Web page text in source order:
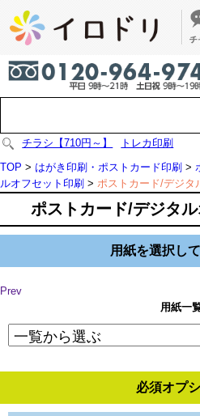
チラシ【710円～】
トレカ印刷
TOP > はがき印刷・ポストカード印刷 >
ルオフセット印刷 > ポストカード/デジタ
ポストカード/デジタ
用紙を選択し
Prev
用紙一
必須オプ